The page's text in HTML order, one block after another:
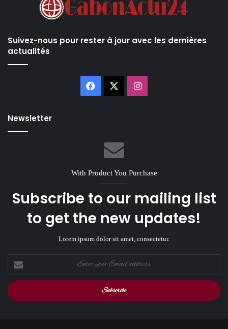
Suivez-nous pour rester à jour avec les dernières
actualités
Facebook Instagram
Newsletter
With Product You Purchase
Subscribe to our mailing list
to get the new updates!
Lorem ipsum dolor sit amet, consectetur.
your
Email
address